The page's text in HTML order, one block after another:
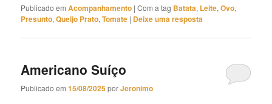
Publicado em Acompanhamento |Com a tag Batata, Leite,Ovo,
Presunto,Queijo Prato,Tomate | Deixe uma resposta
Americano Suíço
Publicado em15/08/2025porJeronimo